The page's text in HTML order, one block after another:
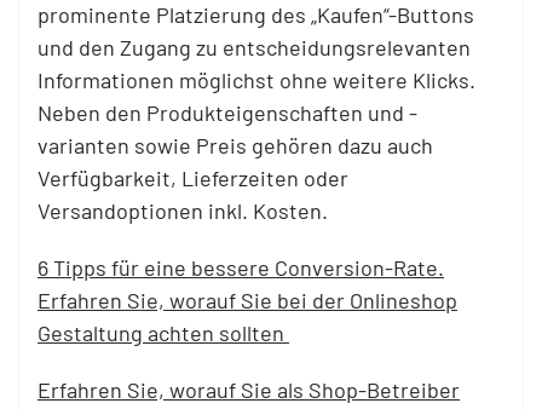
prominente Platzierung des „Kaufen“-Buttons
und den Zugang zu entscheidungsrelevanten
Informationen möglichst ohne weitere Klicks.
Neben den Produkteigenschaften und -
varianten sowie Preis gehören dazu auch
Verfügbarkeit, Lieferzeiten oder
Versandoptionen inkl. Kosten.
6 Tipps für eine bessere Conversion-Rate.
Erfahren Sie, worauf Sie bei der Onlineshop
Gestaltung achten sollten
Erfahren Sie, worauf Sie als Shop-Betreiber